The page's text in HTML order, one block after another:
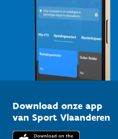
Download onze app
van Sport Vlaanderen